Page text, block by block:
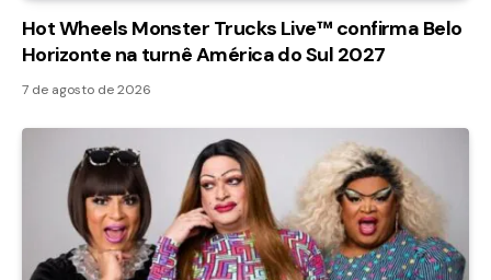
Hot Wheels Monster Trucks Live™ confirma Belo
Horizonte na turnê América do Sul 2027
7 de agosto de 2026